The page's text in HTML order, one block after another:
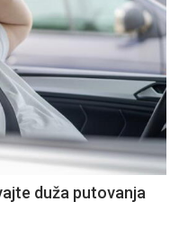
duža putovanja